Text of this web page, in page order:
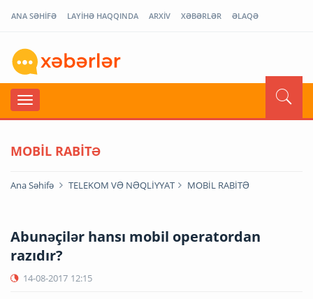
ANA SƏHİFƏ LAYİHƏ HAQQINDA ARXİV XƏBƏRLƏR ƏLAQƏ
MOBİL RABİTƏ
Ana Səhifə TELEKOM VƏ NƏQLİYYAT MOBİL RABİTƏ
Abunəçilər hansı mobil operatordan
razıdır?
14-08-2017 12:15